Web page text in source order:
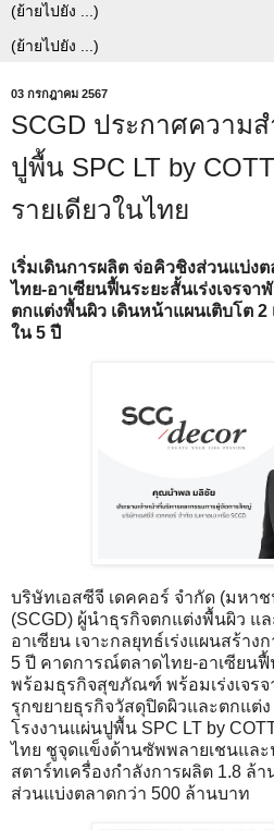
03 กรกฎาคม 2567
SCGD ประกาศความ
ปูพื้น SPC LT by
รายเดียวในไทย
เริ่มเดินการผลิต จ่อคิวชิงส่วนแบ่ง
ไทย-อาเซียนฟื้นระยะสั้นเร่งเจร
ตกแต่งพื้นผิว เดินหน้าแผนเติบโต 2
ใน 5 ปี
บริษัทเอสซีจี เดคคอร์ จำกัด (มหาช
(SCGD) ผู้นำธุรกิจตกแต่งพื้นผิว
อาเซียน เจาะกลยุทธ์เร่งแผนสร้าง
5 ปี คาดการณ์ตลาดไทย-อาเซียนฟื้
พร้อมธุรกิจสุขภัณฑ์ พร้อมเร่งเจร
รุกขยายธุรกิจวัสดุปิดผิวและตกแต่ง
โรงงานแผ่นปูพื้น SPC LT by
ไทย ชูจุดแข็งด้านซัพพลายเชนและ
สตาร์ทเครื่องกำลังการผลิต 1.8 ล้า
ส่วนแบ่งตลาดกว่า 500 ล้านบาท